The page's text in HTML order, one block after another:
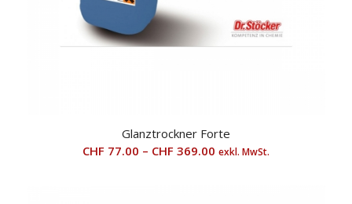
Glanztrockner Forte
CHF 77.00 – CHF 369.00 exkl. MwSt.